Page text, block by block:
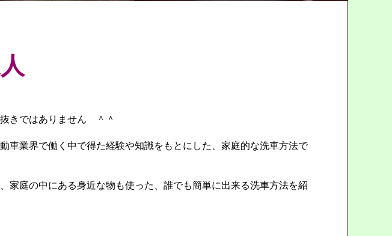
きではありません ＾＾
車業界で働く中で得た経験や知識をもとにした、家庭的な洗車方法で
家庭の中にある身近な物も使った、誰でも簡単に出来る洗車方法を紹